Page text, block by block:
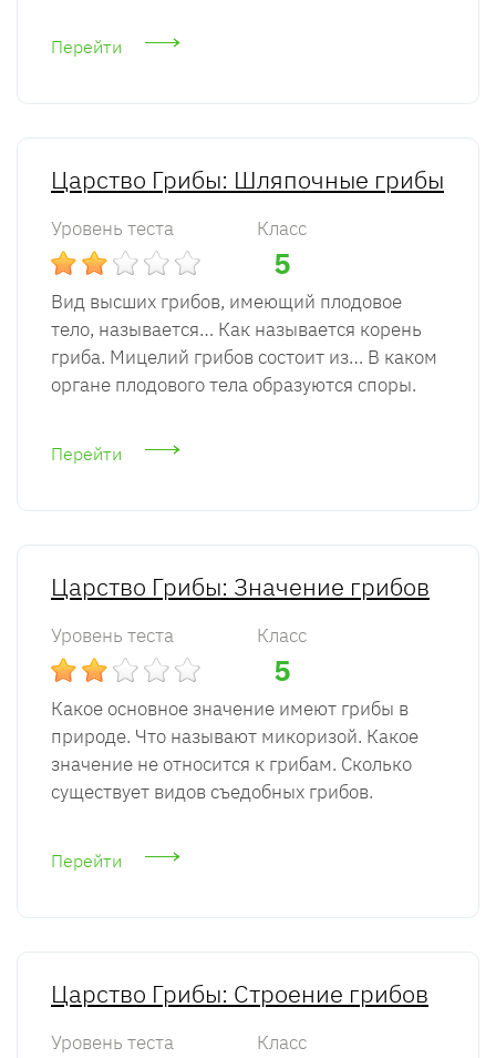
Перейти
Царство Грибы: Шляпочные грибы
Уровень теста Класс
5
Вид высших грибов, имеющий плодовое
тело, называется… Как называется корень
гриба. Мицелий грибов состоит из… В каком
органе плодового тела образуются споры.
Перейти
Царство Грибы: Значение грибов
Уровень теста Класс
5
Какое основное значение имеют грибы в
природе. Что называют микоризой. Какое
значение не относится к грибам. Сколько
существует видов съедобных грибов.
Перейти
Царство Грибы: Строение грибов
Уровень теста Класс